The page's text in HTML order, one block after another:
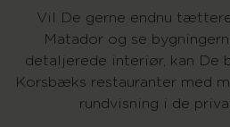
Vil De gerne endnu
Matador og se
detaljerede interiør, kan De
Korsbæks restauranter med
rundvisning i de